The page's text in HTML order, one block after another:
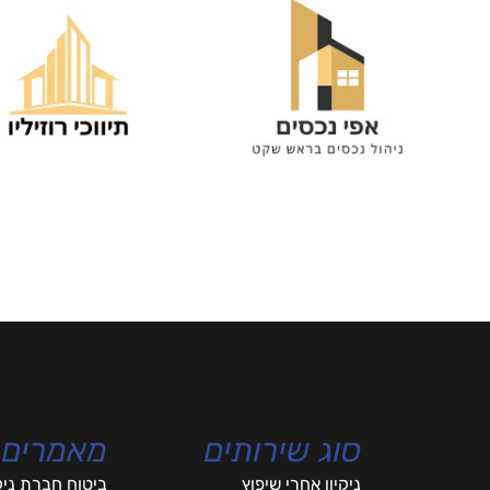
סוג שירותים
ניקיון אחרי שיפוץ
מאמרים
ביטוח חברת